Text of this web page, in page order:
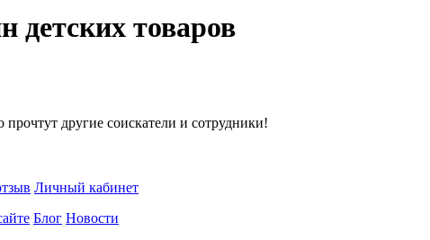
товаров
другие соискатели и сотрудники!
Личный кабинет
Блог Новости